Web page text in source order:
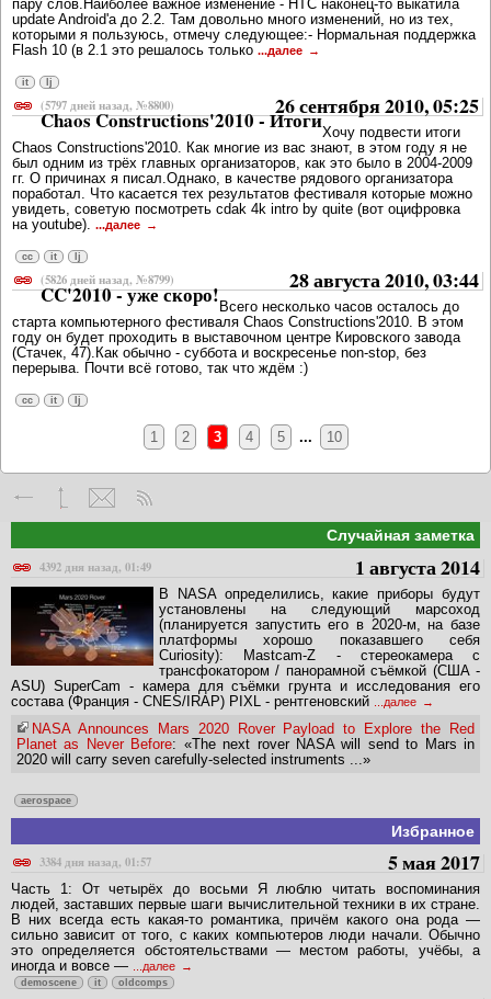
пару слов.Наиболее важное изменение - HTC наконец-то выкатила
update Android'a до 2.2. Там довольно много изменений, но из тех,
которыми я пользуюсь, отмечу следующее:- Нормальная поддержка
Flash 10 (в 2.1 это решалось только ...далее
it lj
26 сентября 2010, 05:25
(5797 дней назад, №8800)
Chaos Constructions'2010 - ИтогиХочу подвести итоги
Chaos Constructions'2010. Как многие из вас знают, в этом году я не
был одним из трёх главных организаторов, как это было в 2004-2009
гг. О причинах я писал.Однако, в качестве рядового организатора
поработал. Что касается тех результатов фестиваля которые можно
увидеть, советую посмотреть cdak 4k intro by quite (вот оцифровка
на youtube). ...далее
cc it lj
28 августа 2010, 03:44
(5826 дней назад, №8799)
CC'2010 - уже скоро!Всего несколько часов осталось до
старта компьютерного фестиваля Chaos Constructions'2010. В этом
году он будет проходить в выставочном центре Кировского завода
(Стачек, 47).Как обычно - суббота и воскресенье non-stop, без
перерыва. Почти всё готово, так что ждём :)
cc it lj
1 2 3 4 5 ... 10
Случайная заметка
4392 дня назад, 01:49
1 августа 2014
В NASA определились, какие приборы будут
установлены на следующий марсоход
(планируется запустить его в 2020-м, на базе
платформы хорошо показавшего себя
Curiosity): Mastcam-Z - стереокамера с
трансфокатором / панорамной съёмкой (США -
ASU) SuperCam - камера для съёмки грунта и исследования его
состава (Франция - CNES/IRAP) PIXL - рентгеновский
...далее
NASA Announces Mars 2020 Rover Payload to Explore the Red
Planet as Never Before: «The next rover NASA will send to Mars in
2020 will carry seven carefully-selected instruments ...»
aerospace
Избранное
3384 дня назад, 01:57
5 мая 2017
Часть 1: От четырёх до восьми Я люблю читать воспоминания
людей, заставших первые шаги вычислительной техники в их стране.
В них всегда есть какая-то романтика, причём какого она рода —
сильно зависит от того, с каких компьютеров люди начали. Обычно
это определяется обстоятельствами — местом работы, учёбы, а
иногда и вовсе —
...далее
demoscene it oldcomps